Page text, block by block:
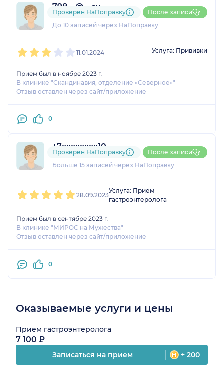
798....@....ru
2 оценки
До 10 записей через НаПоправку
Проверен НаПоправку После записи
11.01.2024 Услуга: Прививки
Прием был в ноябре 2023 г.
В клинике "Скандинавия, отделение «Северное»"
Отзыв оставлен через сайт/приложение
0
+7xxxxxxxx10
1 оценка
Больше 15 записей через НаПоправку
Проверен НаПоправку После записи
28.09.2023
Услуга: Прием
гастроэнтеролога
Прием был в сентябре 2023 г.
В клинике "МИРОС на Мужества"
Отзыв оставлен через сайт/приложение
0
Оказываемые услуги и цены
Прием гастроэнтеролога
7 100 ₽
Записаться на прием + 200